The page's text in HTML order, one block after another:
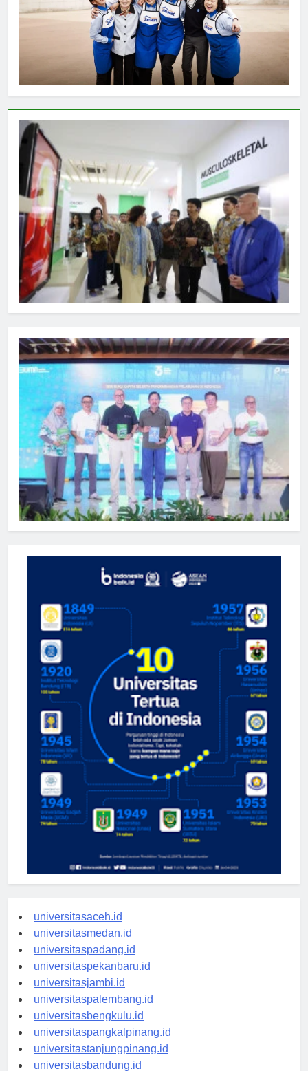
universitasaceh.id
universitasmedan.id
universitaspadang.id
universitaspekanbaru.id
universitasjambi.id
universitaspalembang.id
universitasbengkulu.id
universitaspangkalpinang.id
universitastanjungpinang.id